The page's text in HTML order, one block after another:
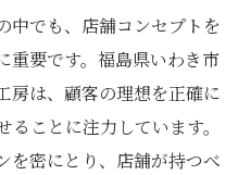
中でも、店舗コンセプトを
重要です。福島県いわき市
房は、顧客の理想を正確に
ことに注力しています。
を密にとり、店舗が持つべ